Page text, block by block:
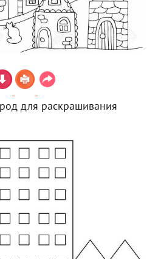
для раскрашивания